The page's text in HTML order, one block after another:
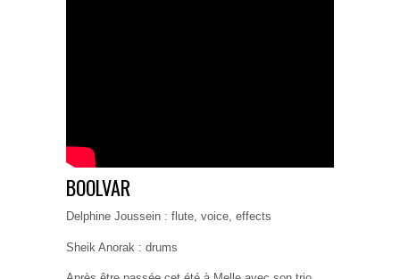
BOOLVAR
Delphine Joussein : flute, voice, effects
Sheik Anorak : drums